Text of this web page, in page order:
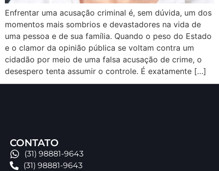
Enfrentar uma acusação criminal é, sem dúvida, um dos
momentos mais sombrios e devastadores na vida de
uma pessoa e de sua família. Quando o peso do Estado
e o clamor da opinião pública se voltam contra um
cidadão por meio de uma falsa acusação de crime, o
desespero tenta assumir o controle. É exatamente […]
CONTATO
(31) 98881-9643
(31) 98881-9643